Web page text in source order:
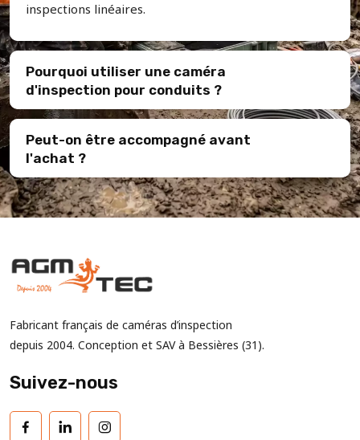
inspections linéaires.
Pourquoi utiliser une caméra
d'inspection pour conduits ?
Peut-on être accompagné avant
l'achat ?
Fabricant français de caméras d’inspection
depuis 2004. Conception et SAV à Bessières (31).
Suivez-nous
FacebookLinkedIn